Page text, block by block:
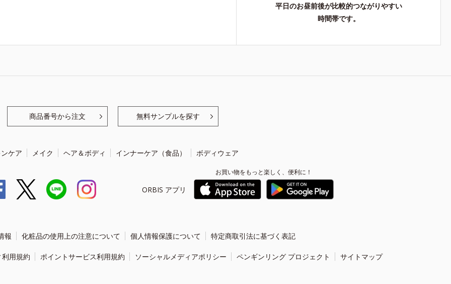
平日のお昼前後が比較的つながりやすい
時間帯です。
商品番号から注文 無料サンプルを探す
ケア メイク ヘア＆ボディ インナーケア（食品） ボディウェア
ORBIS アプリ
お買い物をもっと楽しく、便利に！
報 化粧品の使用上の注意について 個人情報保護について 特定商取引法に基づく表記
用規約 ポイントサービス利用規約 ソーシャルメディアポリシー ペンギンリング プロジェクト サイトマップ